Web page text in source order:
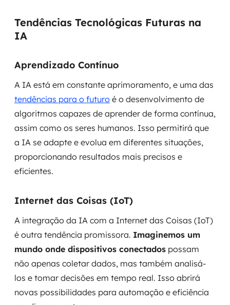
Tendências Tecnológicas Futuras na
IA
Aprendizado Contínuo
A IA está em constante aprimoramento, e uma das
tendências para o futuro é o desenvolvimento de
algoritmos capazes de aprender de forma contínua,
assim como os seres humanos. Isso permitirá que
a IA se adapte e evolua em diferentes situações,
proporcionando resultados mais precisos e
eficientes.
Internet das Coisas (IoT)
A integração da IA com a Internet das Coisas (IoT)
é outra tendência promissora. Imaginemos um
mundo onde dispositivos conectados possam
não apenas coletar dados, mas também analisá-
los e tomar decisões em tempo real. Isso abrirá
novas possibilidades para automação e eficiência